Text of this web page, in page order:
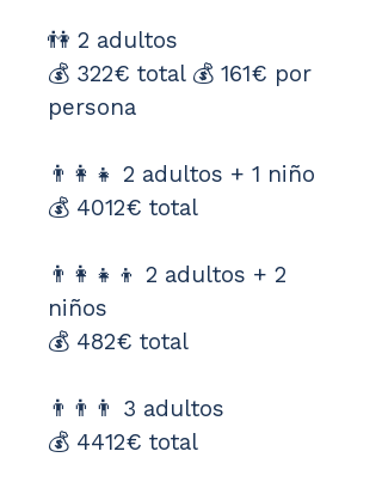
👫 2 adultos
💰 322€ total 💰 161€ por
persona
👨‍👩‍👧 2 adultos + 1 niño
💰 4012€ total
👨‍👩‍👧‍👦 2 adultos + 2
niños
💰 482€ total
👨‍👨‍👨 3 adultos
💰 4412€ total